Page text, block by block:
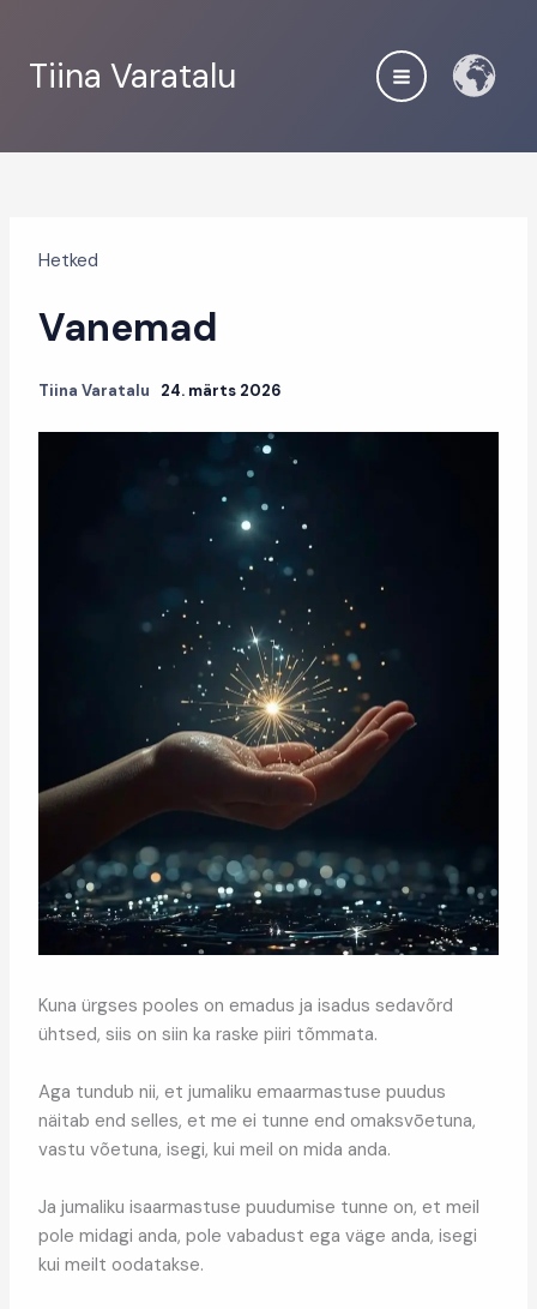
contentTiina Varatalu
Hetked
Vanemad
Tiina Varatalu 24. märts 2026
Kuna ürgses pooles on emadus ja isadus sedavõrd
ühtsed, siis on siin ka raske piiri tõmmata.
Aga tundub nii, et jumaliku emaarmastuse puudus
näitab end selles, et me ei tunne end omaksvōetuna,
vastu võetuna, isegi, kui meil on mida anda.
Ja jumaliku isaarmastuse puudumise tunne on, et meil
pole midagi anda, pole vabadust ega väge anda, isegi
kui meilt oodatakse.